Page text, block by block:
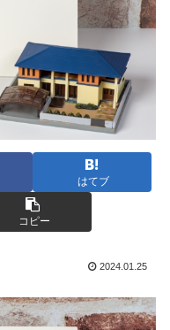
はてブ
コピー
2024.01.25